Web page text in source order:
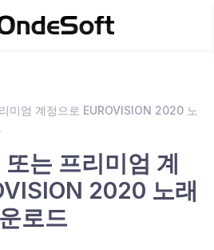
미엄 계정으로 EUROVISION 2020 노
는 프리미엄 계
2020 노래
로드